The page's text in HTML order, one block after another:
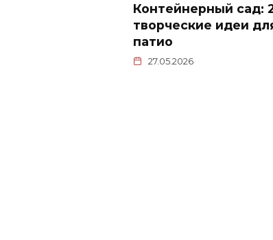
Контейнерный сад:
творческие идеи
патио
27.05.2026